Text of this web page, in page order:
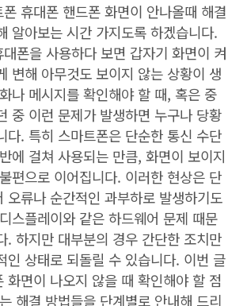
휴대폰 핸드폰 화면이 안나올때 해결
알아보는 시간 가지도록 하겠습니다.
폰을 사용하다 보면 갑자기 화면이 켜
변해 아무것도 보이지 않는 상황이 생
나 메시지를 확인해야 할 때, 혹은 중
중 이런 문제가 발생하면 누구나 당황
다. 특히 스마트폰은 단순한 통신 수단
에 걸쳐 사용되는 만큼, 화면이 보이지
편으로 이어집니다. 이러한 현상은 단
오류나 순간적인 과부하로 발생하기도
스플레이와 같은 하드웨어 문제 때문
. 하지만 대부분의 경우 간단한 조치만
인 상태로 되돌릴 수 있습니다. 이번 글
화면이 나오지 않을 때 확인해야 할 점
해결 방법들을 단계별로 안내해 드리